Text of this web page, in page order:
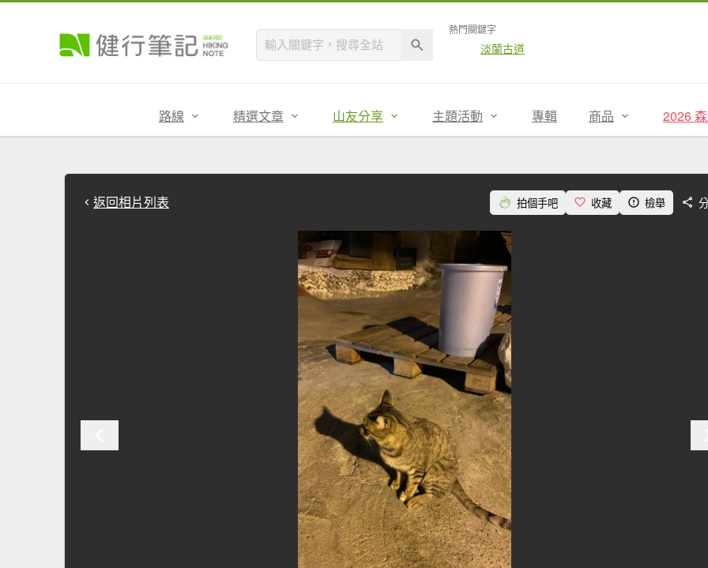
熱門關鍵字
淡蘭古道
路線 精選文章 山友分享 主題活動 專輯 商品 2026
返回相片列表 拍個手吧 收藏 檢舉